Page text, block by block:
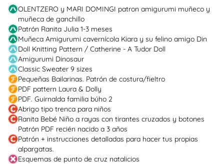
OLENTZERO y MARI DOMINGI patron amigurumi muñeco y
muñeca de ganchillo
Patrón Ranita Julia 1-3 meses
Muñeca Amigurumi cavernícola Kiara y su felino amigo Din
Doll Knitting Pattern / Catherine - A Tudor Doll
Amigurumi Dinosaur
Classic Sweater 9 sizes
Pequeñas Bailarinas. Patrón de costura/fieltro
PDF pattern Laura & Dolly
PDF. Guirnalda familia búho 2
Abrigo tipo trenca para niños
Ranita Bebé Niño a rayas con tirantes cruzados y botones
Patrón PDF recién nacido a 3 años
Patrón + instrucciones detalladas para hacer tus propias
alpargatas.
Esquemas de punto de cruz natalicios